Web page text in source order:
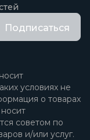
Подписаться
условиях не
о товарах
советом по
и/или услуг.